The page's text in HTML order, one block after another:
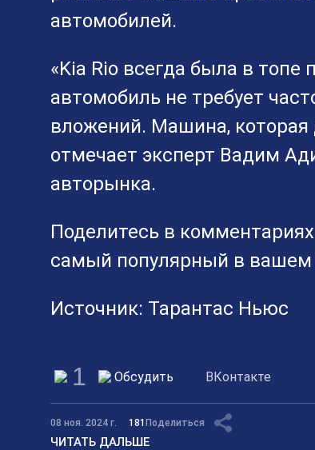
автомобилей.
«Kia Rio всегда была в топе
автомобиль не требует
вложений. Машина, которая
отмечает эксперт Вадим
авторынка.
Поделитесь в
самый популярный в вашем
Источник: Тарантас Ньюс
1 Обсудить ВКонтакте
08 ноя. 2024 г. 181 Поделиться
ЧИТАТЬ ДАЛЬШЕ